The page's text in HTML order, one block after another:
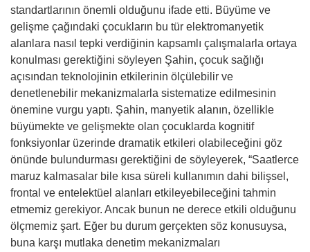
standartlarının önemli olduğunu ifade etti. Büyüme ve
gelişme çağındaki çocukların bu tür elektromanyetik
alanlara nasıl tepki verdiğinin kapsamlı çalışmalarla ortaya
konulması gerektiğini söyleyen Şahin, çocuk sağlığı
açısından teknolojinin etkilerinin ölçülebilir ve
denetlenebilir mekanizmalarla sistematize edilmesinin
önemine vurgu yaptı. Şahin, manyetik alanın, özellikle
büyümekte ve gelişmekte olan çocuklarda kognitif
fonksiyonlar üzerinde dramatik etkileri olabileceğini göz
önünde bulundurması gerektiğini de söyleyerek, “Saatlerce
maruz kalmasalar bile kısa süreli kullanımın dahi bilişsel,
frontal ve entelektüel alanları etkileyebileceğini tahmin
etmemiz gerekiyor. Ancak bunun ne derece etkili olduğunu
ölçmemiz şart. Eğer bu durum gerçekten söz konusuysa,
buna karşı mutlaka denetim mekanizmaları